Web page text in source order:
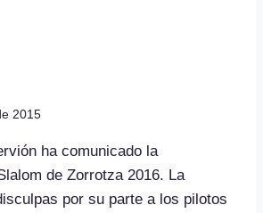
2015
ha comunicado la
de Zorrotza 2016. La
por su parte a los pilotos